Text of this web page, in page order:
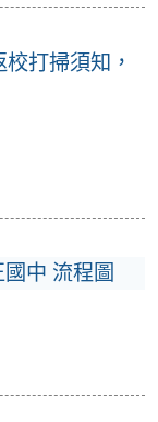
打掃須知，
中 流程圖